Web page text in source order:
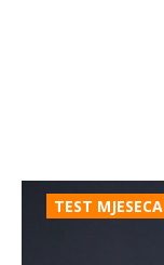
TEST MJESECA